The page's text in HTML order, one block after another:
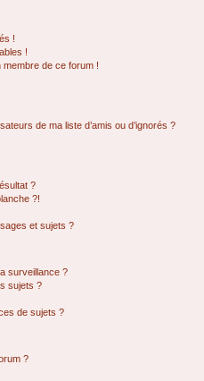
!
!
membre de ce forum !
de ma liste d’amis ou d’ignorés ?
?
?!
et sujets ?
surveillance ?
sujets ?
de sujets ?
?